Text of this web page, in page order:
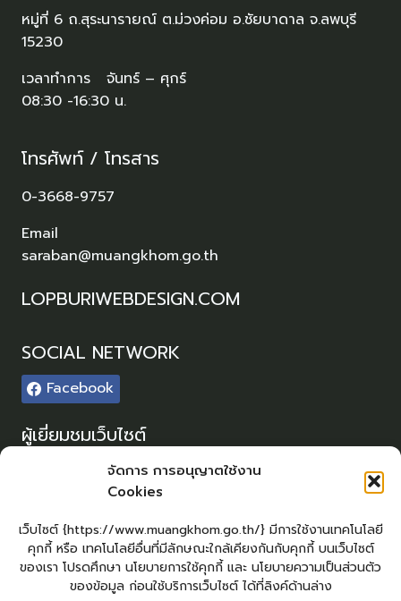
จัดการ การอนุญาตใช้งาน
Cookies
เว็บไซต์ {https://www.muangkhom.go.th/} มีการใช้งานเทคโนโลยี
คุกกี้ หรือ เทคโนโลยีอื่นที่มีลักษณะใกล้เคียงกันกับคุกกี้ บนเว็บไซต์
ของเรา โปรดศึกษา นโยบายการใช้คุกกี้ และ นโยบายความเป็นส่วนตัว
ของข้อมูล ก่อนใช้บริการเว็บไซต์ ได้ที่ลิงค์ด้านล่าง
หมู่ที่ 6 ถ.สุระนารายณ์ ต.ม่วงค่อม อ.ชัยบาดาล จ.ลพบุรี
15230
เวลาทำการ จันทร์ – ศุกร์
08:30 -16:30 น.
โทรศัพท์ / โทรสาร
0-3668-9757
Email
saraban@muangkhom.go.th
LOPBURIWEBDESIGN.COM
SOCIAL NETWORK
Facebook
ผู้เยี่ยมชมเว็บไซต์
0
แผนผังเว็บไซต์
Login
เข้าสู่ระบบ